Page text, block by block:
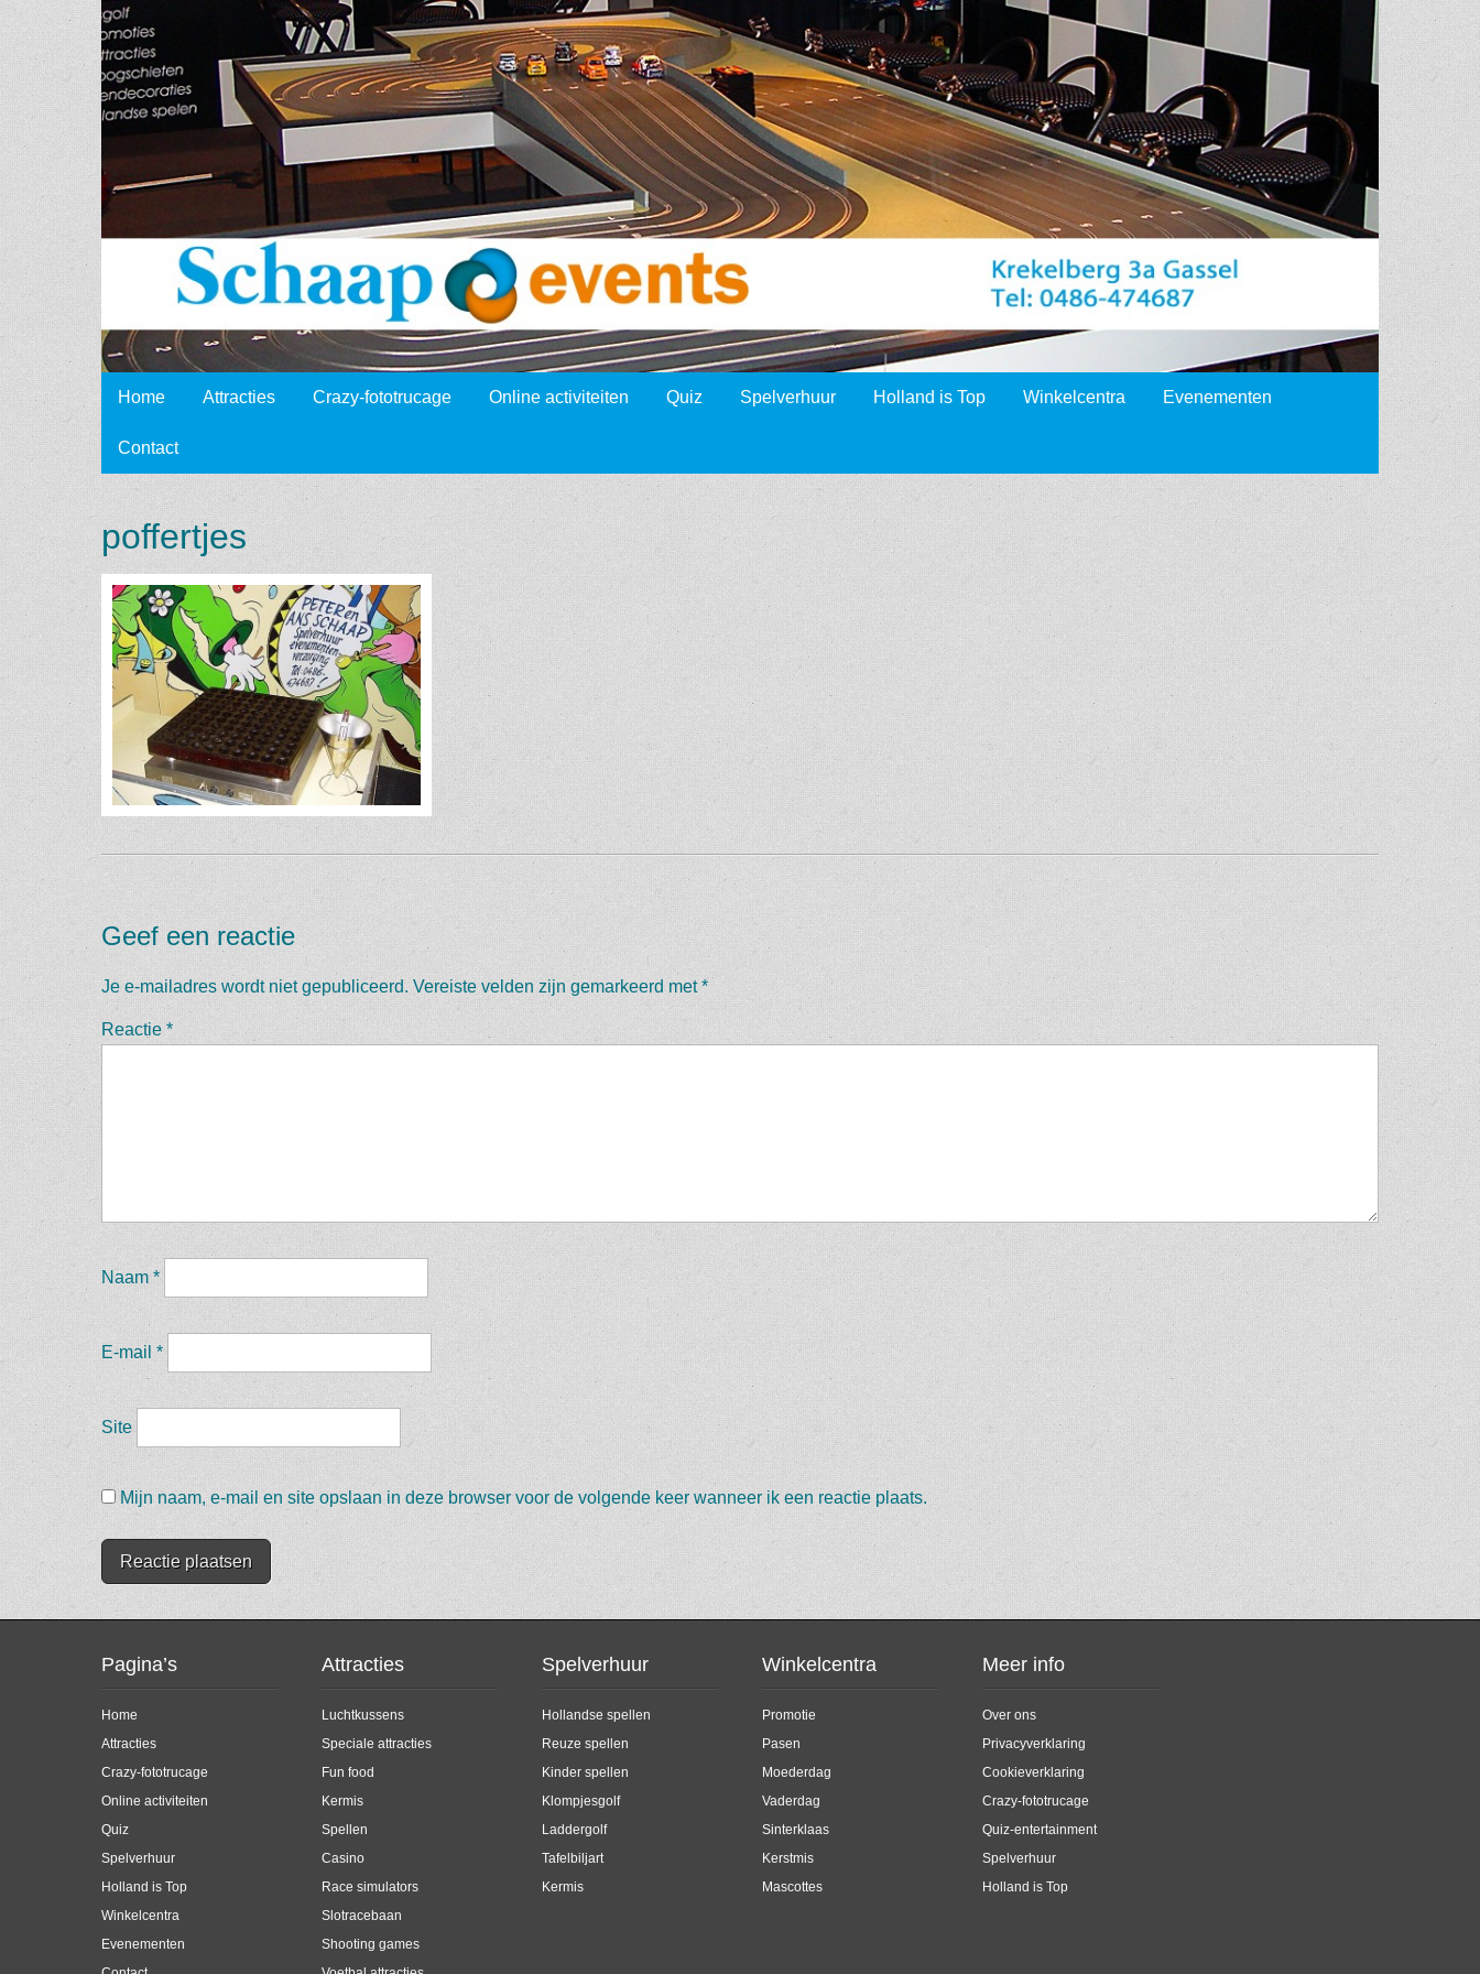
Schaap
Events
Main menu
Skip to content
Home Attracties Crazy-fototrucage Online activiteiten Quiz Spelverhuur Holland is Top Winkelcentra Evenementen
Contact
poffertjes
Geef een reactie
Je e-mailadres wordt niet gepubliceerd. Vereiste velden zijn gemarkeerd met*
Reactie *
Naam *
E-mail *
Site
Mijn naam, e-mail en site opslaan in deze browser voor de volgende keer wanneer ik een reactie plaats.
Pagina’s
Home
Attracties
Crazy-fototrucage
Online activiteiten
Quiz
Spelverhuur
Holland is Top
Winkelcentra
Evenementen
Attracties
Luchtkussens
Speciale attracties
Fun food
Kermis
Spellen
Casino
Race simulators
Slotracebaan
Shooting games
Spelverhuur
Hollandse spellen
Reuze spellen
Kinder spellen
Klompjesgolf
Laddergolf
Tafelbiljart
Kermis
Winkelcentra
Promotie
Pasen
Moederdag
Vaderdag
Sinterklaas
Kerstmis
Mascottes
Meer info
Over ons
Privacyverklaring
Cookieverklaring
Crazy-fototrucage
Quiz-entertainment
Spelverhuur
Holland is Top